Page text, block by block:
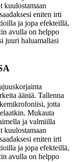
kuulostamaan
eniten irti
ja jopa efekteillä,
avulla on helppo
juuri haluamallasi
ääniä. Tallenna
jotta
Mukauta
ja valmiilla
kuulostamaan
eniten irti
ja jopa efekteillä,
avulla on helppo